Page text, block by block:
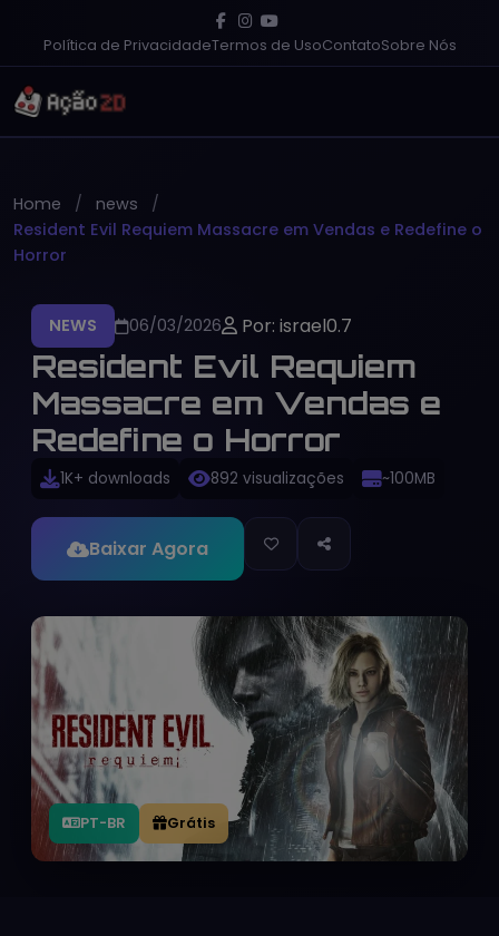
Política de PrivacidadeTermos de UsoContatoSobre Nós
Home
news
Resident Evil Requiem Massacre em Vendas e Redefine o
Horror
NEWS 06/03/2026 Por: israel0.7
Resident Evil Requiem
Massacre em Vendas e
Redefine o Horror
1K+ downloads 892 visualizações ~100MB
Baixar Agora
PT-BR Grátis